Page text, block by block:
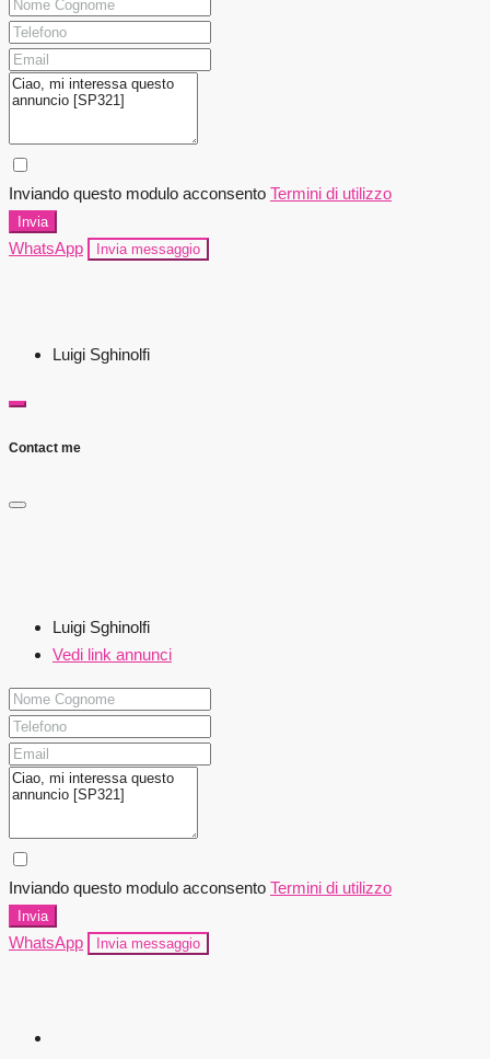
Inviando questo modulo acconsento Termini di utilizzo
Invia
WhatsApp Invia messaggio
Luigi Sghinolfi
Contact me
Luigi Sghinolfi
Vedi link annunci
Inviando questo modulo acconsento Termini di utilizzo
Invia
WhatsApp Invia messaggio